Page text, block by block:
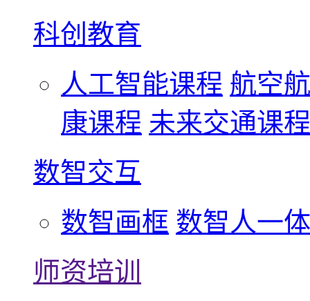
科创教育
人工智能课程 航空
康课程 未来交通课程
数智交互
数智画框 数智人一
师资培训